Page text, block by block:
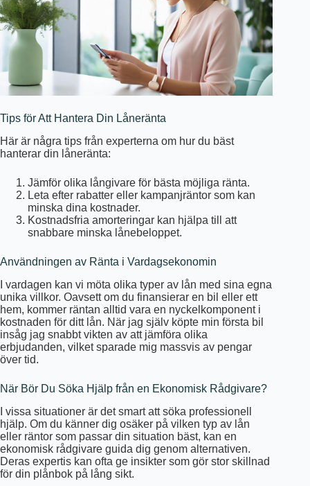
Tips för Att Hantera Din Låneränta
Här är några tips från experterna om hur du bäst
hanterar din låneränta:
Jämför olika långivare för bästa möjliga ränta.
Leta efter rabatter eller kampanjräntor som kan
minska dina kostnader.
Kostnadsfria amorteringar kan hjälpa till att
snabbare minska lånebeloppet.
Användningen av Ränta i Vardagsekonomin
I vardagen kan vi möta olika typer av lån med sina egna
unika villkor. Oavsett om du finansierar en bil eller ett
hem, kommer räntan alltid vara en nyckelkomponent i
kostnaden för ditt lån. När jag själv köpte min första bil
insåg jag snabbt vikten av att jämföra olika
erbjudanden, vilket sparade mig massvis av pengar
över tid.
När Bör Du Söka Hjälp från en Ekonomisk Rådgivare?
I vissa situationer är det smart att söka professionell
hjälp. Om du känner dig osäker på vilken typ av lån
eller räntor som passar din situation bäst, kan en
ekonomisk rådgivare guida dig genom alternativen.
Deras expertis kan ofta ge insikter som gör stor skillnad
för din plånbok på lång sikt.